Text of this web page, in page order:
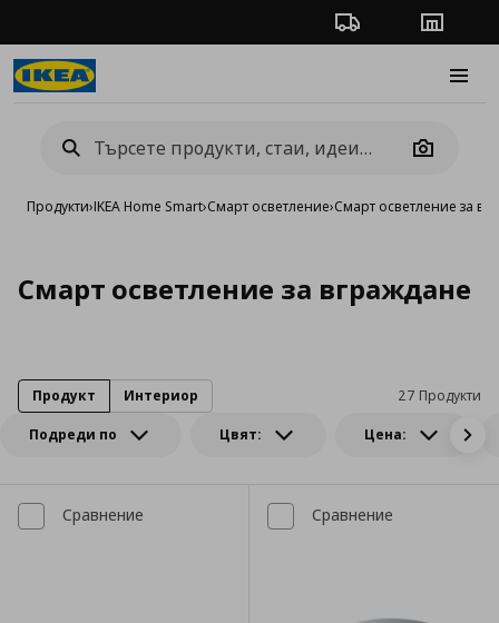
Проследяване на
Camera
Продукти›IKEA Home Smart›Смарт oсветление›Смарт осветление за
Смарт осветление за вграждане
Подреди по Цвят: Цена:
27 Продукти
Продукт Интериор
Сравнение Сравнение